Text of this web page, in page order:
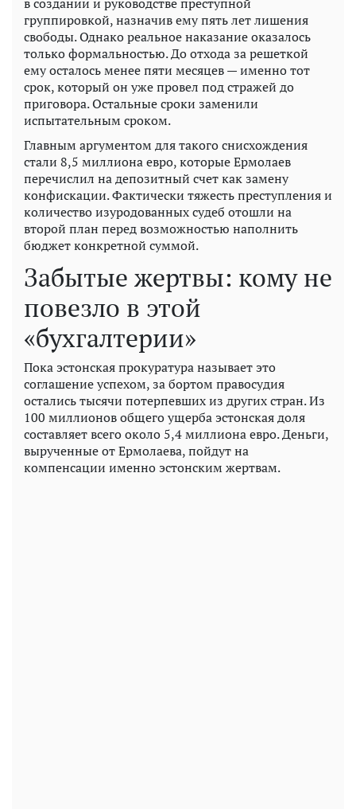
группировкой, назначив ему пять лет лишения
свободы. Однако реальное наказание оказалось
только формальностью. До отхода за решеткой
ему осталось менее пяти месяцев — именно тот
срок, который он уже провел под стражей до
приговора. Остальные сроки заменили
испытательным сроком.
Главным аргументом для такого снисхождения
стали 8,5 миллиона евро, которые Ермолаев
перечислил на депозитный счет как замену
конфискации. Фактически тяжесть преступления и
количество изуродованных судеб отошли на
второй план перед возможностью наполнить
бюджет конкретной суммой.
Забытые жертвы: кому не
повезло в этой
«бухгалтерии»
Пока эстонская прокуратура называет это
соглашение успехом, за бортом правосудия
остались тысячи потерпевших из других стран. Из
100 миллионов общего ущерба эстонская доля
составляет всего около 5,4 миллиона евро. Деньги,
вырученные от Ермолаева, пойдут на
компенсации именно эстонским жертвам.